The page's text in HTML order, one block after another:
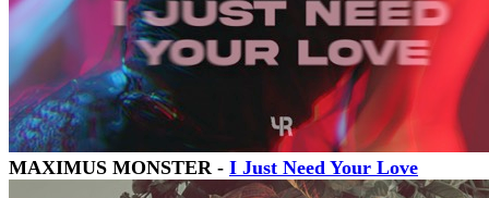
MAXIMUS MONSTER - I Just Need Your Love